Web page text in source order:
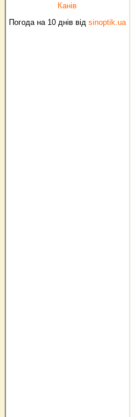
Канів
Погода на 10 днів від sinoptik.ua